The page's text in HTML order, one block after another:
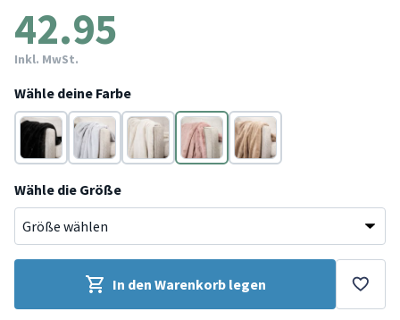
42.95
Inkl. MwSt.
Wähle deine Farbe
SchwarzGrau Creme Rosa
Taupe
Wähle die Größe
In den Warenkorb legen